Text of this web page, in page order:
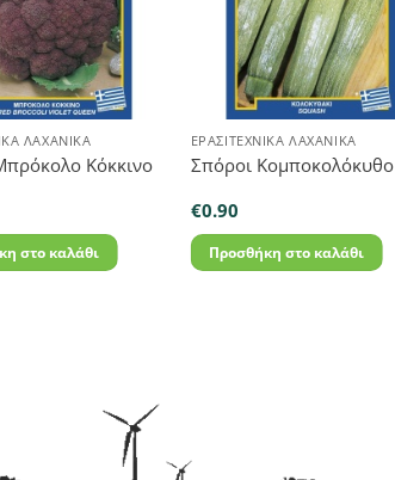
ΛΑΧΑΝΙΚΆ
Κόκκινο
στο καλάθι
ΕΡΑΣΙΤΕΧΝΙΚΆ ΛΑΧΑΝΙΚΆ
Σπόροι Κομποκολόκυθο
€0.90
Προσθήκη στο καλάθι